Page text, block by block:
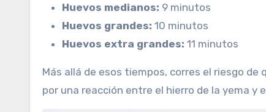
Huevos medianos: 9 minutos
Huevos grandes: 10 minutos
Huevos extra grandes: 11 minutos
Más allá de esos tiempos, corres el riesgo
por una reacción entre el hierro de la yema y